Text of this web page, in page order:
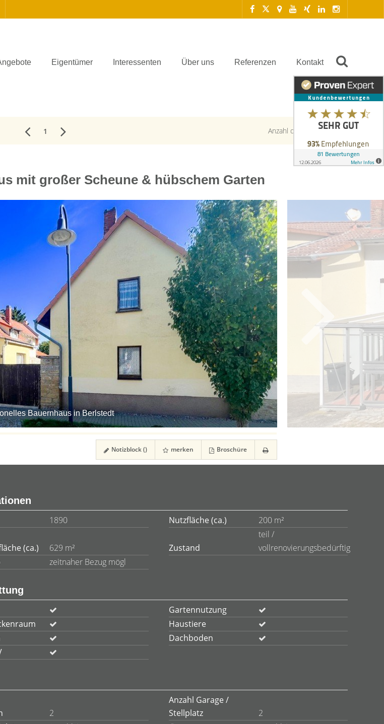
Eigentümer Interessenten Über uns Referenzen Kontakt
1 Anzahl der Objekte: 1 | 1
mit großer Scheune & hübschem Garten
Bauernhaus in Berlstedt
Notizblock () merken Broschüre
1890 Nutzfläche (ca.) 200 m²
(ca.) 629 m² Zustand
teil /
vollrenovierungsbedürftig
zeitnaher Bezug mögl
Gartennutzung
Haustiere
Dachboden
2
Anzahl Garage /
Stellplatz
2